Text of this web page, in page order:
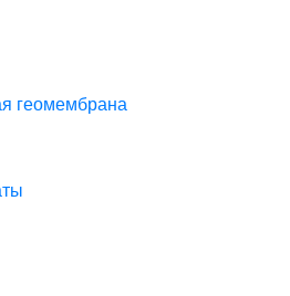
геомембрана